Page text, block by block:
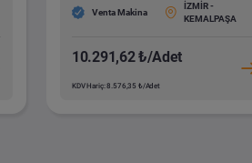
Venta Makina
İZMİR -
KEMALPAŞA
10.291,62 ₺/Adet
KDV Hariç: 8.576,35 ₺/Adet